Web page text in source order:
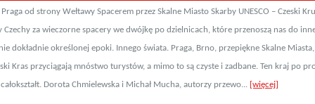
Praga od strony Wełtawy Spacerem przez Skalne Miasto Skarby UNESCO – Czeski
Czechy za wieczorne spacery we dwójkę po dzielnicach, które przenoszą nas do
dokładnie określonej epoki. Innego świata. Praga, Brno, przepiękne Skalne Miasta,
Kras przyciągają mnóstwo turystów, a mimo to są czyste i zadbane. Ten kraj po
Dorota Chmielewska i Michał Mucha, autorzy przewo... [więcej]